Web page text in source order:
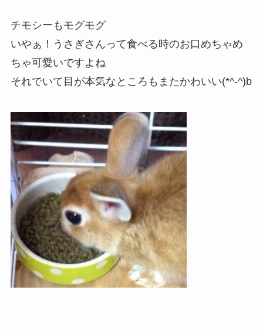
チモシーもモグモグ
いやぁ！うさぎさんって食べる時のお口めちゃめ
ちゃ可愛いですよね
それでいて目が本気なところもまたかわいい(*^-^)b